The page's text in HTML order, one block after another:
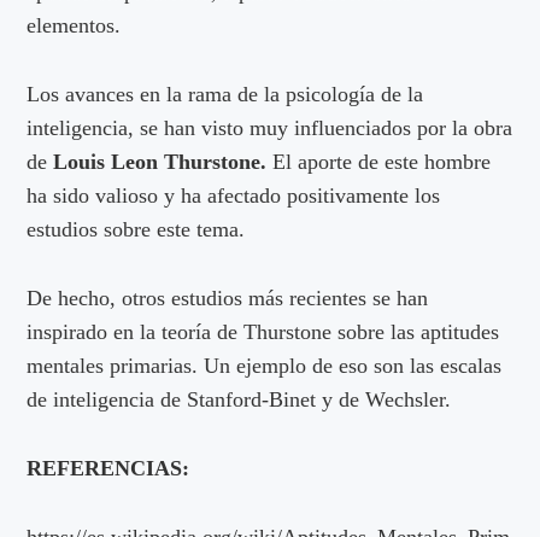
elementos.
Los avances en la rama de la psicología de la
inteligencia, se han visto muy influenciados por la obra
deLouis Leon Thurstone. El aporte de este hombre
ha sido valioso y ha afectado positivamente los
estudios sobre este tema.
De hecho, otros estudios más recientes se han
inspirado en la teoría de Thurstone sobre las aptitudes
mentales primarias. Un ejemplo de eso son las escalas
de inteligencia de Stanford-Binet y de Wechsler.
REFERENCIAS: